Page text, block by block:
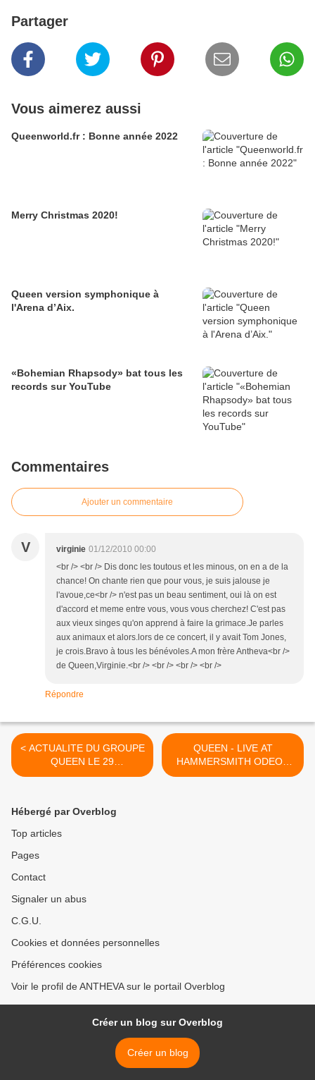
Partager
Vous aimerez aussi
Queenworld.fr : Bonne année 2022
Merry Christmas 2020!
Queen version symphonique à
l'Arena d’Aix.
«Bohemian Rhapsody» bat tous les
records sur YouTube
Commentaires
Ajouter un commentaire
V virginie 01/12/2010 00:00
<br /> <br /> Dis donc les toutous et les minous, on en a de la
chance! On chante rien que pour vous, je suis jalouse je
l'avoue,ce<br /> n'est pas un beau sentiment, oui là on est
d'accord et meme entre vous, vous vous cherchez! C'est pas
aux vieux singes qu'on apprend à faire la grimace.Je parles
aux animaux et alors.lors de ce concert, il y avait Tom Jones,
je crois.Bravo à tous les bénévoles.A mon frère Antheva<br />
de Queen,Virginie.<br /> <br /> <br /> <br />
Répondre
< ACTUALITE DU GROUPE
QUEEN LE 29
NOVEMBRE...
QUEEN - LIVE AT
HAMMERSMITH ODEON
1975 >
Hébergé par Overblog
Top articles
Pages
Contact
Signaler un abus
C.G.U.
Cookies et données personnelles
Préférences cookies
Voir le profil de ANTHEVA sur le portail Overblog
Créer un blog sur Overblog
Créer un blog